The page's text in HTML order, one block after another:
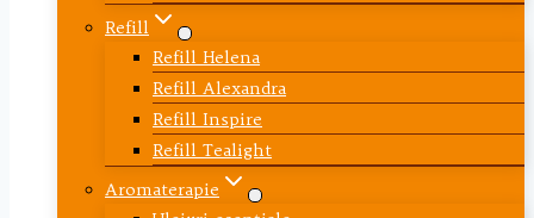
Refill
Refill Helena
Refill Alexandra
Refill Inspire
Refill Tealight
Aromaterapie